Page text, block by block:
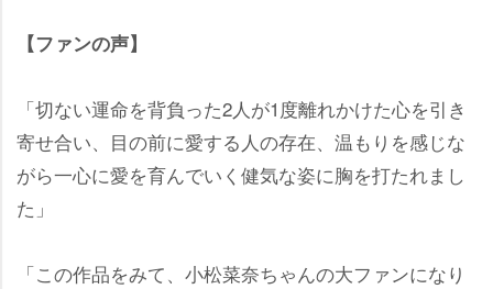
【ファンの声】
「切ない運命を背負った2人が1度離れかけた心を引き
寄せ合い、目の前に愛する人の存在、温もりを感じな
がら一心に愛を育んでいく健気な姿に胸を打たれまし
た」
「この作品をみて、小松菜奈ちゃんの大ファンになり